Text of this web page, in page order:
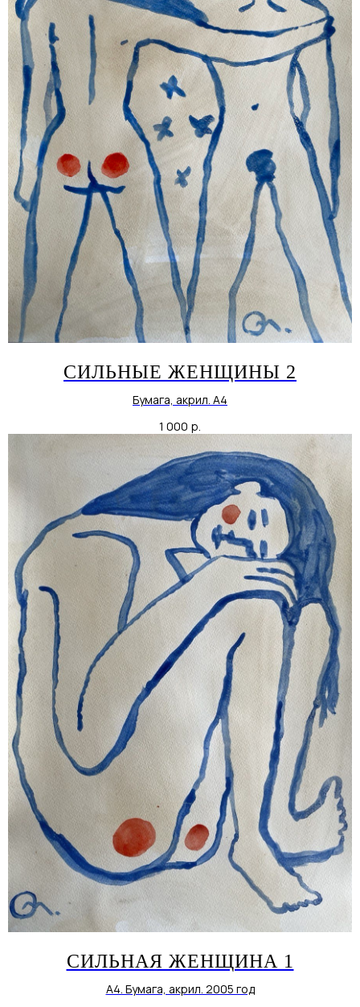
СИЛЬНЫЕ ЖЕНЩИНЫ 2
Бумага, акрил. А4
1 000 р.
СИЛЬНАЯ ЖЕНЩИНА 1
А4. Бумага, акрил. 2005 год